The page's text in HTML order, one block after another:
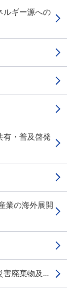
ギー源への
・普及啓発
業の海外展開
廃棄物及...